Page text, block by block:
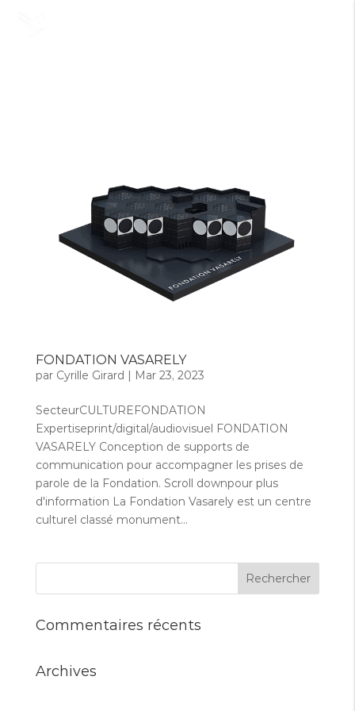
FONDATION VASARELY
par Cyrille Girard Mar 23, 2023
SecteurCULTUREFONDATION
Expertiseprint/digital/audiovisuel FONDATION
VASARELY Conception de supports de
communication pour accompagner les prises de
parole de la Fondation. Scroll downpour plus
d'information La Fondation Vasarely est un centre
culturel classé monument...
Commentaires récents
Archives